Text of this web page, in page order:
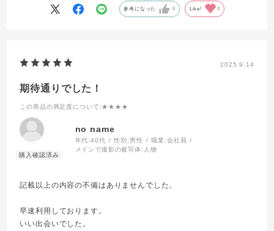
参考になった 0 Like! 0
2025.9.14
期待通りでした！
この商品の満足度について :★★★★
no name
年代:40代 性別: 男性 職業:会社員
メインで撮影の被写体: 人物
記載以上の内容の不備はありませんでした。
早速利用しております。
いい出会いでした。